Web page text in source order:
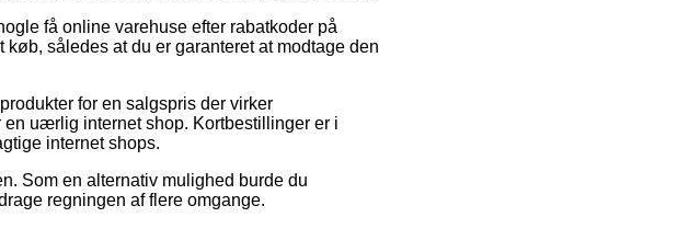
få online varehuse efter rabatkoder på
således at du er garanteret at modtage den
for en salgspris der virker
uærlig internet shop. Kortbestillinger er i
internet shops.
Som en alternativ mulighed burde du
regningen af flere omgange.